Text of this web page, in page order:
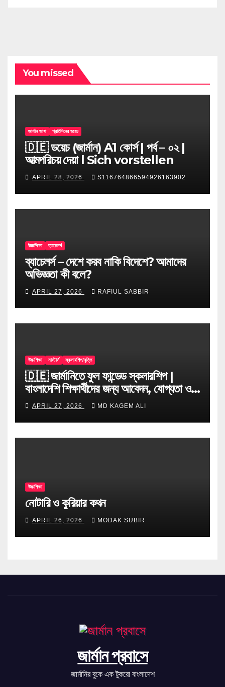
You missed
জার্মান ভাষা প্রতিদিনের ডয়েচ
🇩🇪 ডয়েচ (জার্মান) A1 কোর্স | পর্ব – ০২ |
আত্মপরিচয় দেয়া l Sich vorstellen
APRIL 28, 2026 S116764866594926163902
উচ্চশিক্ষা ব্যাচেলর্স
ব্যাচেলর্স – দেশে করব নাকি বিদেশে? আমাদের
অভিজ্ঞতা কী বলে?
APRIL 27, 2026 RAFIUL SABBIR
উচ্চশিক্ষা মাস্টার্স স্কলারশিপ/বৃত্তি
🇩🇪 জার্মানিতে ফুল ফান্ডেড স্কলারশিপ |
বাংলাদেশি শিক্ষার্থীদের জন্য আবেদন, যোগ্যতা ও
টিপস
APRIL 27, 2026 MD KAGEM ALI
উচ্চশিক্ষা
নোটারি ও কুরিয়ার কথন
APRIL 26, 2026 MODAK SUBIR
জার্মান প্রবাসে
জার্মানির বুকে এক টুকরো বাংলাদেশ